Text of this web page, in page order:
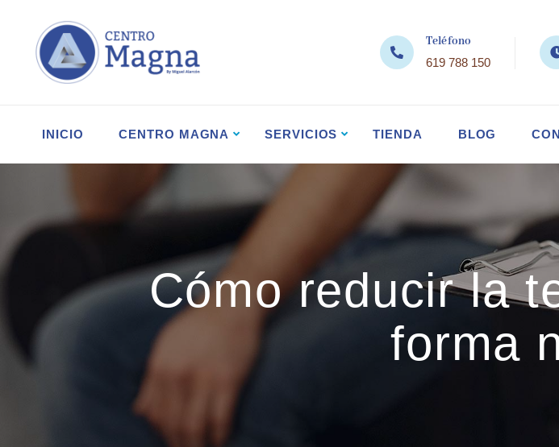
Teléfono
619 788 150
INICIO CENTRO MAGNA SERVICIOS TIENDA BLOG
Cómo reducir la
forma